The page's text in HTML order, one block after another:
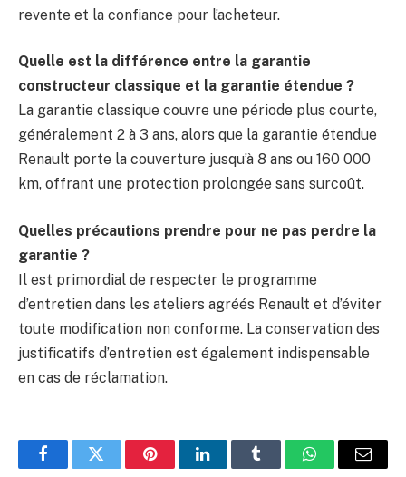
revente et la confiance pour l’acheteur.
Quelle est la différence entre la garantie
constructeur classique et la garantie étendue ?
La garantie classique couvre une période plus courte,
généralement 2 à 3 ans, alors que la garantie étendue
Renault porte la couverture jusqu’à 8 ans ou 160 000
km, offrant une protection prolongée sans surcoût.
Quelles précautions prendre pour ne pas perdre la
garantie ?
Il est primordial de respecter le programme
d’entretien dans les ateliers agréés Renault et d’éviter
toute modification non conforme. La conservation des
justificatifs d’entretien est également indispensable
en cas de réclamation.
FacebookTwitter PinterestLinkedInTumblr WhatsApp
E-